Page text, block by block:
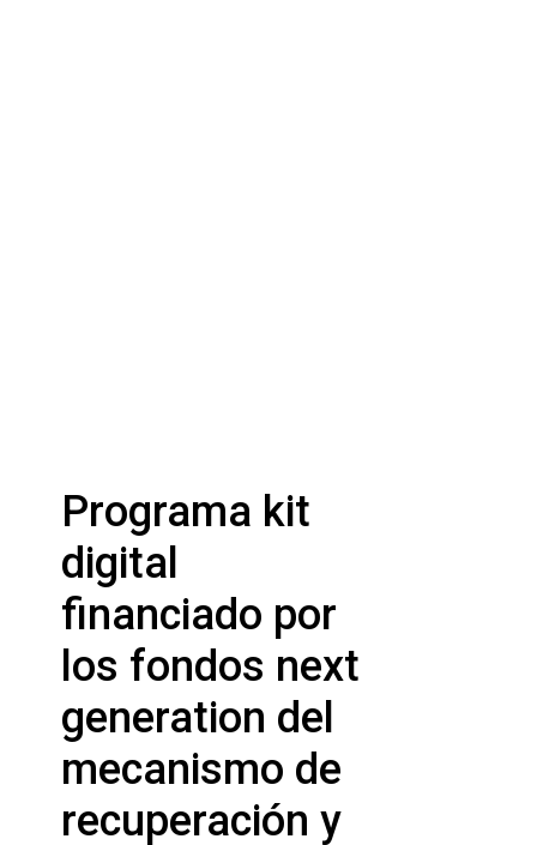
Programa kit
digital
financiado por
los fondos next
generation del
mecanismo de
recuperación y